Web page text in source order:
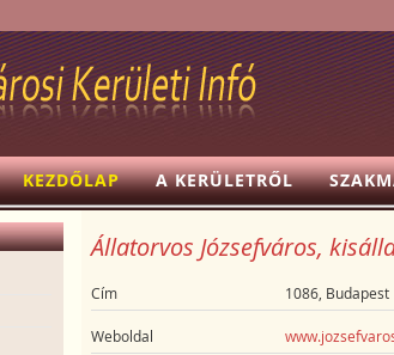
KEZDŐLAP A KERÜLETRŐL
Állatorvos Józsefváros,
Cím 1086, Budapest
Weboldal